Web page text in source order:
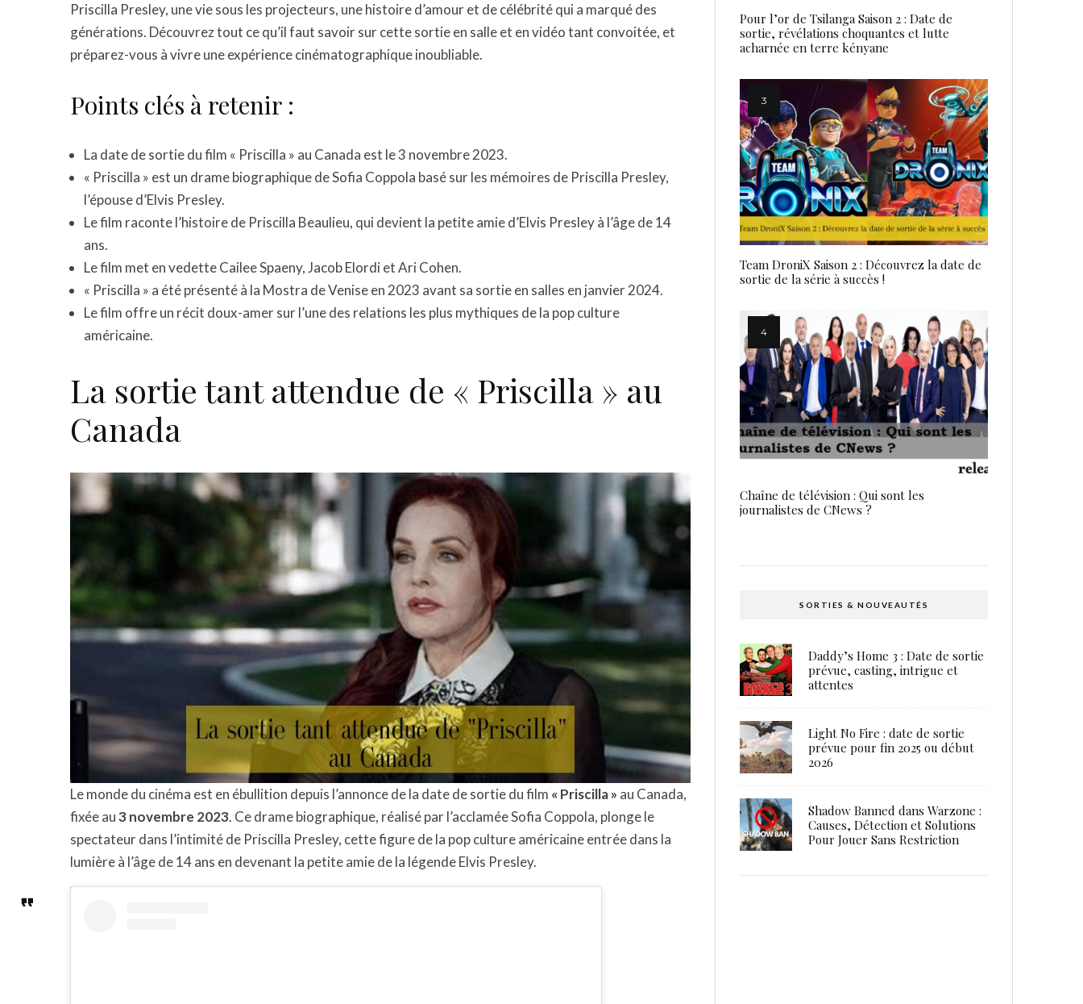
Priscilla Presley, une vie sous les projecteurs, une histoire d’amour et de célébrité qui a marqué des
générations. Découvrez tout ce qu’il faut savoir sur cette sortie en salle et en vidéo tant convoitée, et
préparez-vous à vivre une expérience cinématographique inoubliable.
Points clés à retenir :
La date de sortie du film « Priscilla » au Canada est le 3 novembre 2023.
« Priscilla » est un drame biographique de Sofia Coppola basé sur les mémoires de Priscilla Presley,
l’épouse d’Elvis Presley.
Le film raconte l’histoire de Priscilla Beaulieu, qui devient la petite amie d’Elvis Presley à l’âge de 14
ans.
Le film met en vedette Cailee Spaeny, Jacob Elordi et Ari Cohen.
« Priscilla » a été présenté à la Mostra de Venise en 2023 avant sa sortie en salles en janvier 2024.
Le film offre un récit doux-amer sur l’une des relations les plus mythiques de la pop culture
américaine.
La sortie tant attendue de « Priscilla » au
Canada
Le monde du cinéma est en ébullition depuis l’annonce de la date de sortie du film « Priscilla » au Canada,
fixée au3 novembre 2023. Ce drame biographique, réalisé par l’acclamée Sofia Coppola, plonge le
spectateur dans l’intimité de Priscilla Presley, cette figure de la pop culture américaine entrée dans la
lumière à l’âge de 14 ans en devenant la petite amie de la légende Elvis Presley.
Pour l’or de Tsilanga Saison 2 : Date de
sortie, révélations choquantes et lutte
acharnée en terre kényane
Team DroniX Saison 2 : Découvrez la date de
sortie de la série à succès !
Chaîne de télévision : Qui sont les
journalistes de CNews ?
SORTIES & NOUVEAUTÉS
Daddy’s Home 3 : Date de sortie
prévue, casting, intrigue et
attentes
Light No Fire : date de sortie
prévue pour fin 2025 ou début
2026
Shadow Banned dans Warzone :
Causes, Détection et Solutions
Pour Jouer Sans Restriction